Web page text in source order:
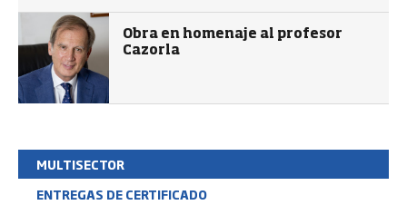
Obra en homenaje al profesor
Cazorla
MULTISECTOR
ENTREGAS DE CERTIFICADO